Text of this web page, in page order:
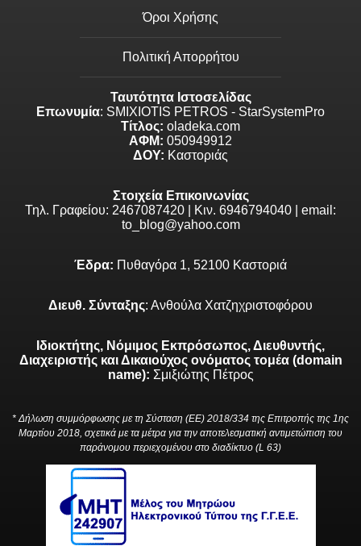
Όροι Χρήσης
Πολιτική Απορρήτου
Ταυτότητα Ιστοσελίδας
Επωνυμία: SMIXIOTIS PETROS - StarSystemPro
Τίτλος: oladeka.com
ΑΦΜ: 050949912
ΔΟΥ: Καστοριάς
Στοιχεία Επικοινωνίας
Τηλ. Γραφείου: 2467087420 | Κιν. 6946794040 | email:
to_blog@yahoo.com
Έδρα: Πυθαγόρα 1, 52100 Καστοριά
Διευθ. Σύνταξης: Ανθούλα Χατζηχριστοφόρου
Ιδιοκτήτης, Νόμιμος Εκπρόσωπος, Διευθυντής,
Διαχειριστής και Δικαιούχος ονόματος τομέα (domain
name): Σμιξιώτης Πέτρος
* Δήλωση συμμόρφωσης με τη Σύσταση (ΕΕ) 2018/334 της Επιτροπής της 1ης
Μαρτίου 2018, σχετικά με τα μέτρα για την αποτελεσματική αντιμετώπιση του
παράνομου περιεχομένου στο διαδίκτυο (L 63)